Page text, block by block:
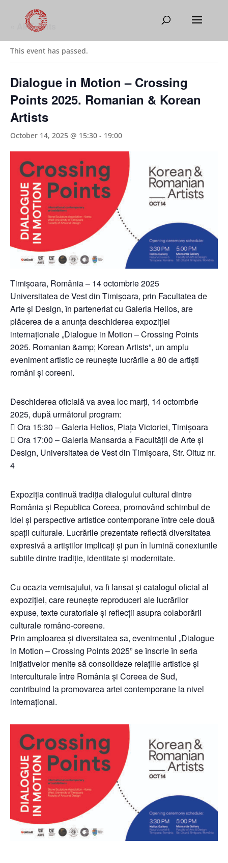
« All Events
This event has passed.
Dialogue in Motion – Crossing
Points 2025. Romanian & Korean
Artists
October 14, 2025 @ 15:30 - 19:00
Timișoara, România – 14 octombrie 2025
Universitatea de Vest din Timișoara, prin Facultatea de
Arte și Design, în parteneriat cu Galeria Helios, are
plăcerea de a anunța deschiderea expoziției
internaționale „Dialogue in Motion – Crossing Points
2025. Romanian &amp; Korean Artists”, un amplu
eveniment artistic ce reunește lucrările a 80 de artiști
români și coreeni.
Deschiderea oficială va avea loc marți, 14 octombrie
2025, după următorul program:
 Ora 15:30 – Galeria Helios, Piața Victoriei, Timișoara
 Ora 17:00 – Galeria Mansarda a Facultății de Arte și
Design, Universitatea de Vest din Timișoara, Str. Oituz nr.
4
Expoziția continuă tradiția dialogului cultural dintre
România și Republica Coreea, promovând schimbul de
idei și perspective artistice contemporane între cele două
spații culturale. Lucrările prezentate reflectă diversitatea
expresivă a artiștilor implicați și pun în lumină conexiunile
subtile dintre tradiție, identitate și modernitate.
Cu ocazia vernisajului, va fi lansat și catalogul oficial al
expoziției, care reunește reproduceri ale lucrărilor
expuse, texte curatoriale și reflecții asupra colaborării
culturale româno-coreene.
Prin amploarea și diversitatea sa, evenimentul „Dialogue
in Motion – Crossing Points 2025” se înscrie în seria
inițiativelor menite să consolideze relațiile artistice și
interculturale între România și Coreea de Sud,
contribuind la promovarea artei contemporane la nivel
internațional.